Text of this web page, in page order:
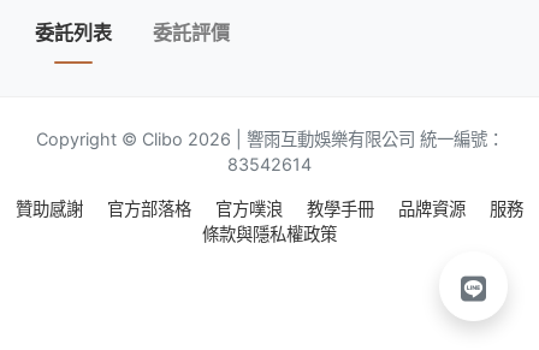
委託列表 委託評價
Copyright © Clibo 2026 | 響雨互動娛樂有限公司 統一編號：
83542614
贊助感謝 官方部落格 官方噗浪 教學手冊 品牌資源
服務
條款與隱私權政策